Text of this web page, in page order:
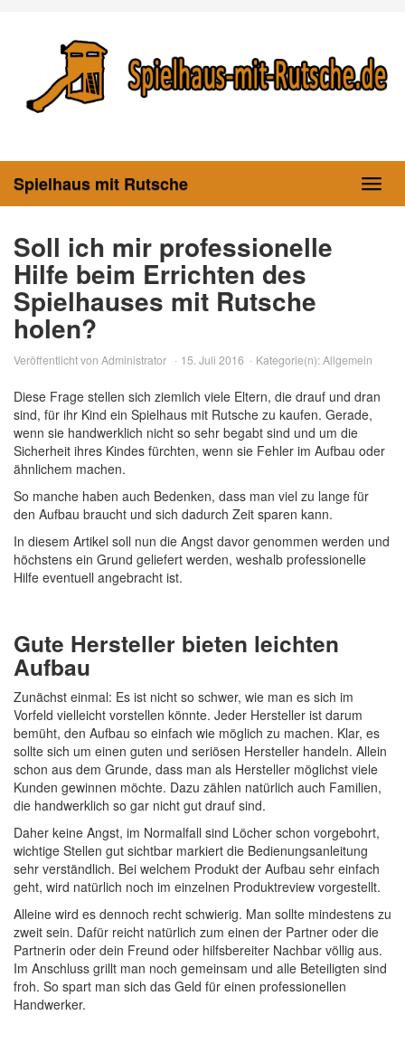
Spielhaus mit Rutsche
Soll ich mir professionelle
Hilfe beim Errichten des
Spielhauses mit Rutsche
holen?
Veröffentlicht von Administrator 15. Juli 2016 Kategorie(n):Allgemein
Diese Frage stellen sich ziemlich viele Eltern, die drauf und dran
sind, für ihr Kind ein Spielhaus mit Rutsche zu kaufen. Gerade,
wenn sie handwerklich nicht so sehr begabt sind und um die
Sicherheit ihres Kindes fürchten, wenn sie Fehler im Aufbau oder
ähnlichem machen.
So manche haben auch Bedenken, dass man viel zu lange für
den Aufbau braucht und sich dadurch Zeit sparen kann.
In diesem Artikel soll nun die Angst davor genommen werden und
höchstens ein Grund geliefert werden, weshalb professionelle
Hilfe eventuell angebracht ist.
Gute Hersteller bieten leichten
Aufbau
Zunächst einmal: Es ist nicht so schwer, wie man es sich im
Vorfeld vielleicht vorstellen könnte. Jeder Hersteller ist darum
bemüht, den Aufbau so einfach wie möglich zu machen. Klar, es
sollte sich um einen guten und seriösen Hersteller handeln. Allein
schon aus dem Grunde, dass man als Hersteller möglichst viele
Kunden gewinnen möchte. Dazu zählen natürlich auch Familien,
die handwerklich so gar nicht gut drauf sind.
Daher keine Angst, im Normalfall sind Löcher schon vorgebohrt,
wichtige Stellen gut sichtbar markiert die Bedienungsanleitung
sehr verständlich. Bei welchem Produkt der Aufbau sehr einfach
geht, wird natürlich noch im einzelnen Produktreview vorgestellt.
Alleine wird es dennoch recht schwierig. Man sollte mindestens zu
zweit sein. Dafür reicht natürlich zum einen der Partner oder die
Partnerin oder dein Freund oder hilfsbereiter Nachbar völlig aus.
Im Anschluss grillt man noch gemeinsam und alle Beteiligten sind
froh. So spart man sich das Geld für einen professionellen
Handwerker.